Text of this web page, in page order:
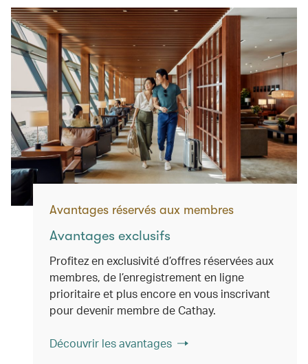
Avantages réservés aux membres
Avantages exclusifs
Profitez en exclusivité d’offres réservées aux
membres, de l’enregistrement en ligne
prioritaire et plus encore en vous inscrivant
pour devenir membre de Cathay.
Découvrir les avantages